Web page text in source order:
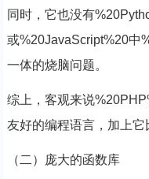
同时，它也没有
或%20JavaScript%20中
一体的烧脑问题。
综上，客观来说
友好的编程语言，加上它
（二）庞大的函数库